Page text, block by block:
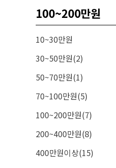
100~200만원
10~30만원
30~50만원(2)
50~70만원(1)
70~100만원(5)
100~200만원(7)
200~400만원(8)
400만원이상(15)